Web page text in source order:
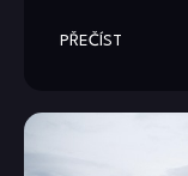
PŘEČÍST